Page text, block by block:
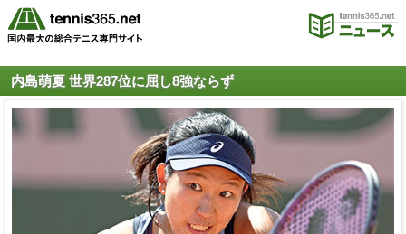
内島萌夏 世界287位に屈し8強ならず